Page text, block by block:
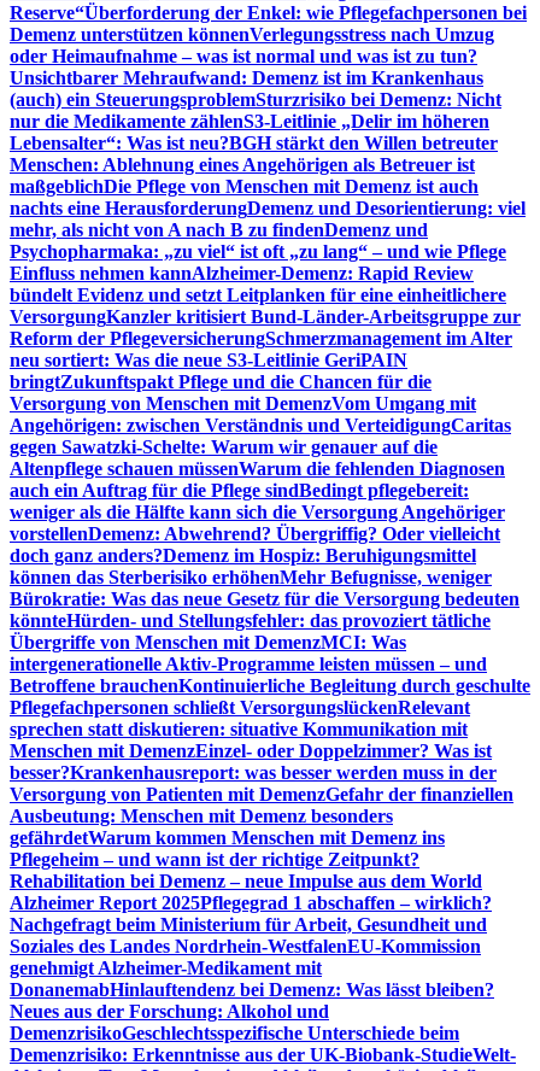
Reserve“Überforderung der Enkel: wie Pflegefachpersonen bei
Demenz unterstützen könnenVerlegungsstress nach Umzug
oder Heimaufnahme – was ist normal und was ist zu tun?
Unsichtbarer Mehraufwand: Demenz ist im Krankenhaus
(auch) ein SteuerungsproblemSturzrisiko bei Demenz: Nicht
nur die Medikamente zählenS3-Leitlinie „Delir im höheren
Lebensalter“: Was ist neu?BGH stärkt den Willen betreuter
Menschen: Ablehnung eines Angehörigen als Betreuer ist
maßgeblichDie Pflege von Menschen mit Demenz ist auch
nachts eine HerausforderungDemenz und Desorientierung: viel
mehr, als nicht von A nach B zu findenDemenz und
Psychopharmaka: „zu viel“ ist oft „zu lang“ – und wie Pflege
Einfluss nehmen kannAlzheimer-Demenz: Rapid Review
bündelt Evidenz und setzt Leitplanken für eine einheitlichere
VersorgungKanzler kritisiert Bund-Länder-Arbeitsgruppe zur
Reform der PflegeversicherungSchmerzmanagement im Alter
neu sortiert: Was die neue S3-Leitlinie GeriPAIN
bringtZukunftspakt Pflege und die Chancen für die
Versorgung von Menschen mit DemenzVom Umgang mit
Angehörigen: zwischen Verständnis und VerteidigungCaritas
gegen Sawatzki-Schelte: Warum wir genauer auf die
Altenpflege schauen müssenWarum die fehlenden Diagnosen
auch ein Auftrag für die Pflege sindBedingt pflegebereit:
weniger als die Hälfte kann sich die Versorgung Angehöriger
vorstellenDemenz: Abwehrend? Übergriffig? Oder vielleicht
doch ganz anders?Demenz im Hospiz: Beruhigungsmittel
können das Sterberisiko erhöhenMehr Befugnisse, weniger
Bürokratie: Was das neue Gesetz für die Versorgung bedeuten
könnteHürden- und Stellungsfehler: das provoziert tätliche
Übergriffe von Menschen mit DemenzMCI: Was
intergenerationelle Aktiv-Programme leisten müssen – und
Betroffene brauchenKontinuierliche Begleitung durch geschulte
Pflegefachpersonen schließt VersorgungslückenRelevant
sprechen statt diskutieren: situative Kommunikation mit
Menschen mit DemenzEinzel- oder Doppelzimmer? Was ist
besser?Krankenhausreport: was besser werden muss in der
Versorgung von Patienten mit DemenzGefahr der finanziellen
Ausbeutung: Menschen mit Demenz besonders
gefährdetWarum kommen Menschen mit Demenz ins
Pflegeheim – und wann ist der richtige Zeitpunkt?
Rehabilitation bei Demenz – neue Impulse aus dem World
Alzheimer Report 2025Pflegegrad 1 abschaffen – wirklich?
Nachgefragt beim Ministerium für Arbeit, Gesundheit und
Soziales des Landes Nordrhein-WestfalenEU-Kommission
genehmigt Alzheimer-Medikament mit
DonanemabHinlauftendenz bei Demenz: Was lässt bleiben?
Neues aus der Forschung: Alkohol und
DemenzrisikoGeschlechtsspezifische Unterschiede beim
Demenzrisiko: Erkenntnisse aus der UK-Biobank-StudieWelt-